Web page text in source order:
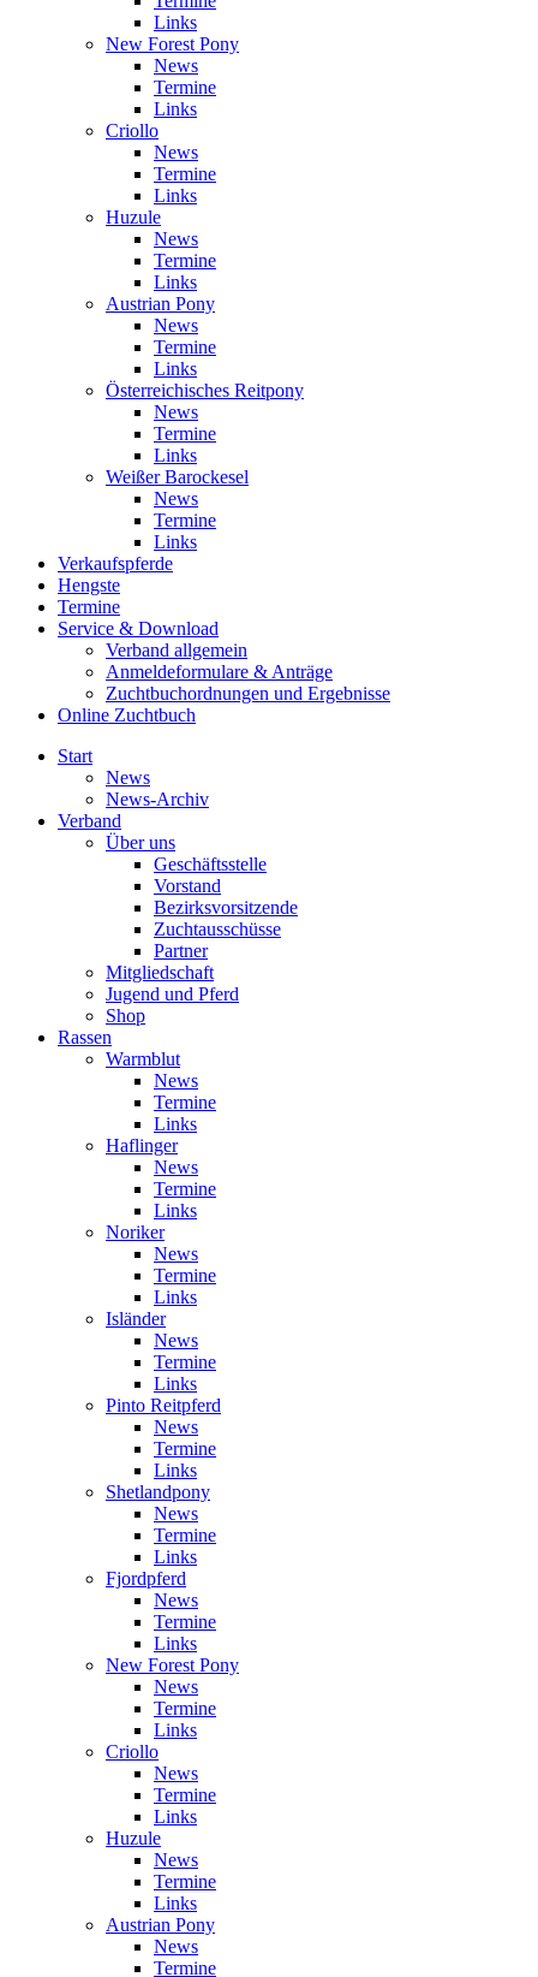
Links
New Forest Pony
News
Termine
Links
Criollo
News
Termine
Links
Huzule
News
Termine
Links
Austrian Pony
News
Termine
Links
Österreichisches Reitpony
News
Termine
Links
Weißer Barockesel
News
Termine
Links
Verkaufspferde
Hengste
Termine
Service & Download
Verband allgemein
Anmeldeformulare & Anträge
Zuchtbuchordnungen und Ergebnisse
Online Zuchtbuch
Start
News
News-Archiv
Verband
Über uns
Geschäftsstelle
Vorstand
Bezirksvorsitzende
Zuchtausschüsse
Partner
Mitgliedschaft
Jugend und Pferd
Shop
Rassen
Warmblut
News
Termine
Links
Haflinger
News
Termine
Links
Noriker
News
Termine
Links
Isländer
News
Termine
Links
Pinto Reitpferd
News
Termine
Links
Shetlandpony
News
Termine
Links
Fjordpferd
News
Termine
Links
New Forest Pony
News
Termine
Links
Criollo
News
Termine
Links
Huzule
News
Termine
Links
Austrian Pony
News
Termine